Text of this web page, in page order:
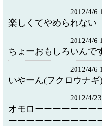
2012/4/6
楽しくてやめられない
2012/4/6
ちょーおもしろいんで
2012/4/6
いやーん(フクロウナギ)
2012/4/
オモローーーーーーー
ーーーーーーーーーー